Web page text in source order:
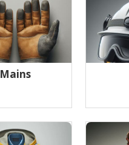
Mains